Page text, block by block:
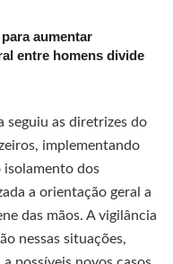
aumentar
entre homens divide
seguiu as diretrizes do
implementando
isolamento dos
a orientação geral a
das mãos. A vigilância
nessas situações,